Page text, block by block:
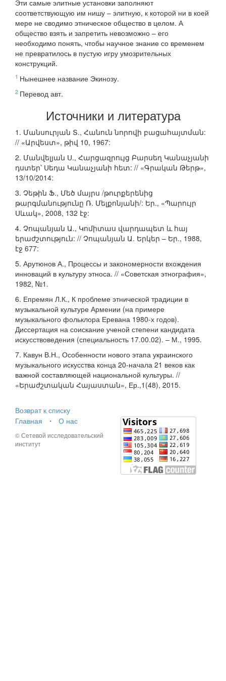
Эти самые элитные установки заполняют
соответствующую им нишу – элитную, к которой ни в коей
мере не сводимо этническое общество в целом. А
общество взять и запретить невозможно – его
необходимо понять, чтобы научное знание со временем
не превратилось в пустую игру умозрительных
конструкций.
1 Нынешнее название Экинозу.
2 Перевод авт.
Источники и литература
1. Մանսուրյան Տ., Հանուն նորովի բացահայտման:
// «Արվեստ», թիվ 10, 1967:
2. Մանվելյան Ս., Հարցազրույց Բարսեղ Կանաչյանի
դստեր՝ Սեդա Կանաչյանի հետ: // «Գրական Թերթ»,
13/10/2014:
3. Չեթին Ֆ., Մեծ մայրս /թուրքերենից
թարգմանությունը Ռ. Մելքոնյանի/: Եր., «Պարույր
Սևակ», 2008, 132 էջ:
4. Չոպանյան Ա., Կոմիտաս վարդապետ և հայ
երաժշտություն: // Չոպանյան Ա. Երկեր – Եր., 1988,
էջ 677:
5. Арутюнов А., Процессы и закономерности вхождения
инноваций в культуру этноса. // «Советская этнография»,
1982, №1.
6. Епремян Л.К., К проблеме этнической традиции в
музыкальной культуре Армении (на примере
музыкального фольклора Еревана 1980-х годов).
Диссертация на соискание ученой степени кандидата
искусствоведения (специальность 17.00.02). – М., 1995.
7. Кавун В.Н., Особенности нового этапа украинского
музыкального искусства конца 20-начала 21 веков как
важной составляющей национальной культуры. //
«Երաժշտական Հայաստան», Ер.,1(48), 2015.
Возврат к списку
Главная
⋅ О нас
© Сетевой исследовательский
институт